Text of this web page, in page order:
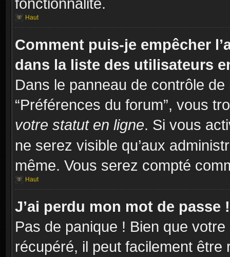
Haut
Comment puis-je empêcher
dans la liste des utilisateurs
Dans le panneau de contrôle de
“Préférences du forum”, vous
votre statut en ligne. Si vous
ne serez visible qu’aux
même. Vous serez compté
Haut
J’ai perdu mon mot de passe !
Pas de panique ! Bien que
récupéré, il peut facilement